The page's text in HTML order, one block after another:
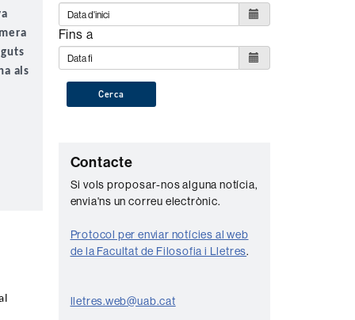
als
Fins a
Cerca
C
o
n
t
a
t
Contacte
Si vols proposar-nos alguna notícia,
envia'ns un correu electrònic.
Protocol per enviar notícies al web
de la Facultat de Filosofia i Lletres.
lletres.web@uab.cat